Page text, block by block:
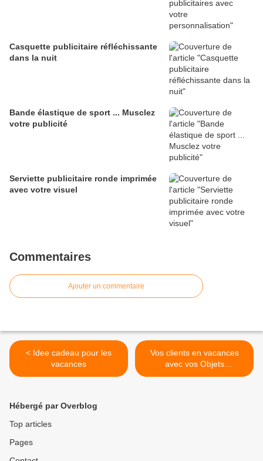
Casquette publicitaire réfléchissante
dans la nuit
Bande élastique de sport ... Musclez
votre publicité
Serviette publicitaire ronde imprimée
avec votre visuel
Commentaires
Ajouter un commentaire
< Idee cadeau pour les
vacances
Vos clients en vacances
avec vos Objets
Publicitaires >
Hébergé par Overblog
Top articles
Pages